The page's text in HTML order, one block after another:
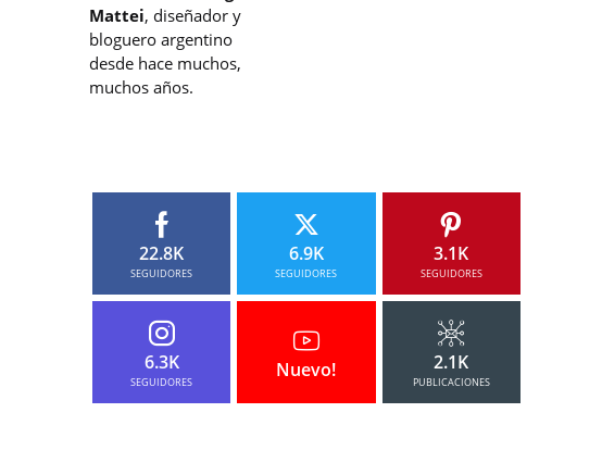
Mattei, diseñador y
bloguero argentino
desde hace muchos,
muchos años.
22.8K
SEGUIDORES
6.9K
SEGUIDORES
3.1K
SEGUIDORES
6.3K
SEGUIDORES
Nuevo! 2.1K
PUBLICACIONES